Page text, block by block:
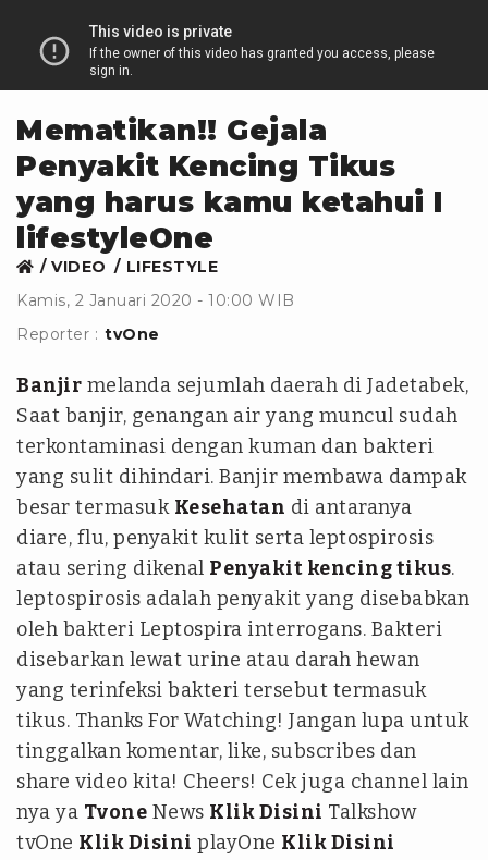
Mematikan!! Gejala
Penyakit Kencing Tikus
yang harus kamu ketahui I
lifestyleOne
VIDEO
LIFESTYLE
Kamis, 2 Januari 2020 - 10:00 WIB
Reporter : tvOne
Banjir melanda sejumlah daerah di Jadetabek,
Saat banjir, genangan air yang muncul sudah
terkontaminasi dengan kuman dan bakteri
yang sulit dihindari. Banjir membawa dampak
besar termasuk Kesehatan di antaranya
diare, flu, penyakit kulit serta leptospirosis
atau sering dikenal Penyakit kencing tikus.
leptospirosis adalah penyakit yang disebabkan
oleh bakteri Leptospira interrogans. Bakteri
disebarkan lewat urine atau darah hewan
yang terinfeksi bakteri tersebut termasuk
tikus. Thanks For Watching! Jangan lupa untuk
tinggalkan komentar, like, subscribes dan
share video kita! Cheers! Cek juga channel lain
nya ya Tvone News Klik Disini Talkshow
tvOne Klik Disini playOne Klik Disini